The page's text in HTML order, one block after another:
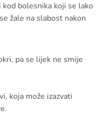
bolesnika koji se lako
žale na slabost nakon
pa se lijek ne smije
koja može izazvati